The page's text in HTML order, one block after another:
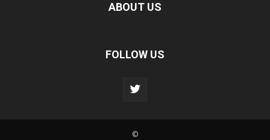
ABOUT US
FOLLOW US
©